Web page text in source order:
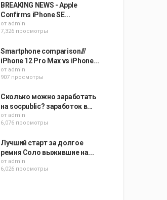
BREAKING NEWS - Apple
Confirms iPhone SE...
от admin
7,326 просмотры
Smartphone comparison///
iPhone 12 Pro Max vs iPhone...
от admin
907 просмотры
Сколько можно заработать
на socpublic? заработок в...
от admin
6,076 просмотры
Лучший старт за долгое
ремня Соло выжившие на...
от admin
6,026 просмотры